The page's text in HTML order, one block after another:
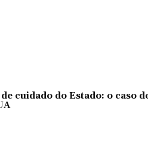
cuidado do Estado: o caso